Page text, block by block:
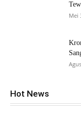
Mei
Hot News